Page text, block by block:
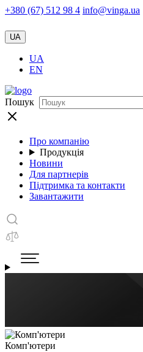
+380 (67) 512 98 4 info@vinga.ua
UA
UA
EN
Пошук
Про компанію
Продукція
Новини
Для партнерів
Підтримка та контакти
Завантажити
Комп'ютери